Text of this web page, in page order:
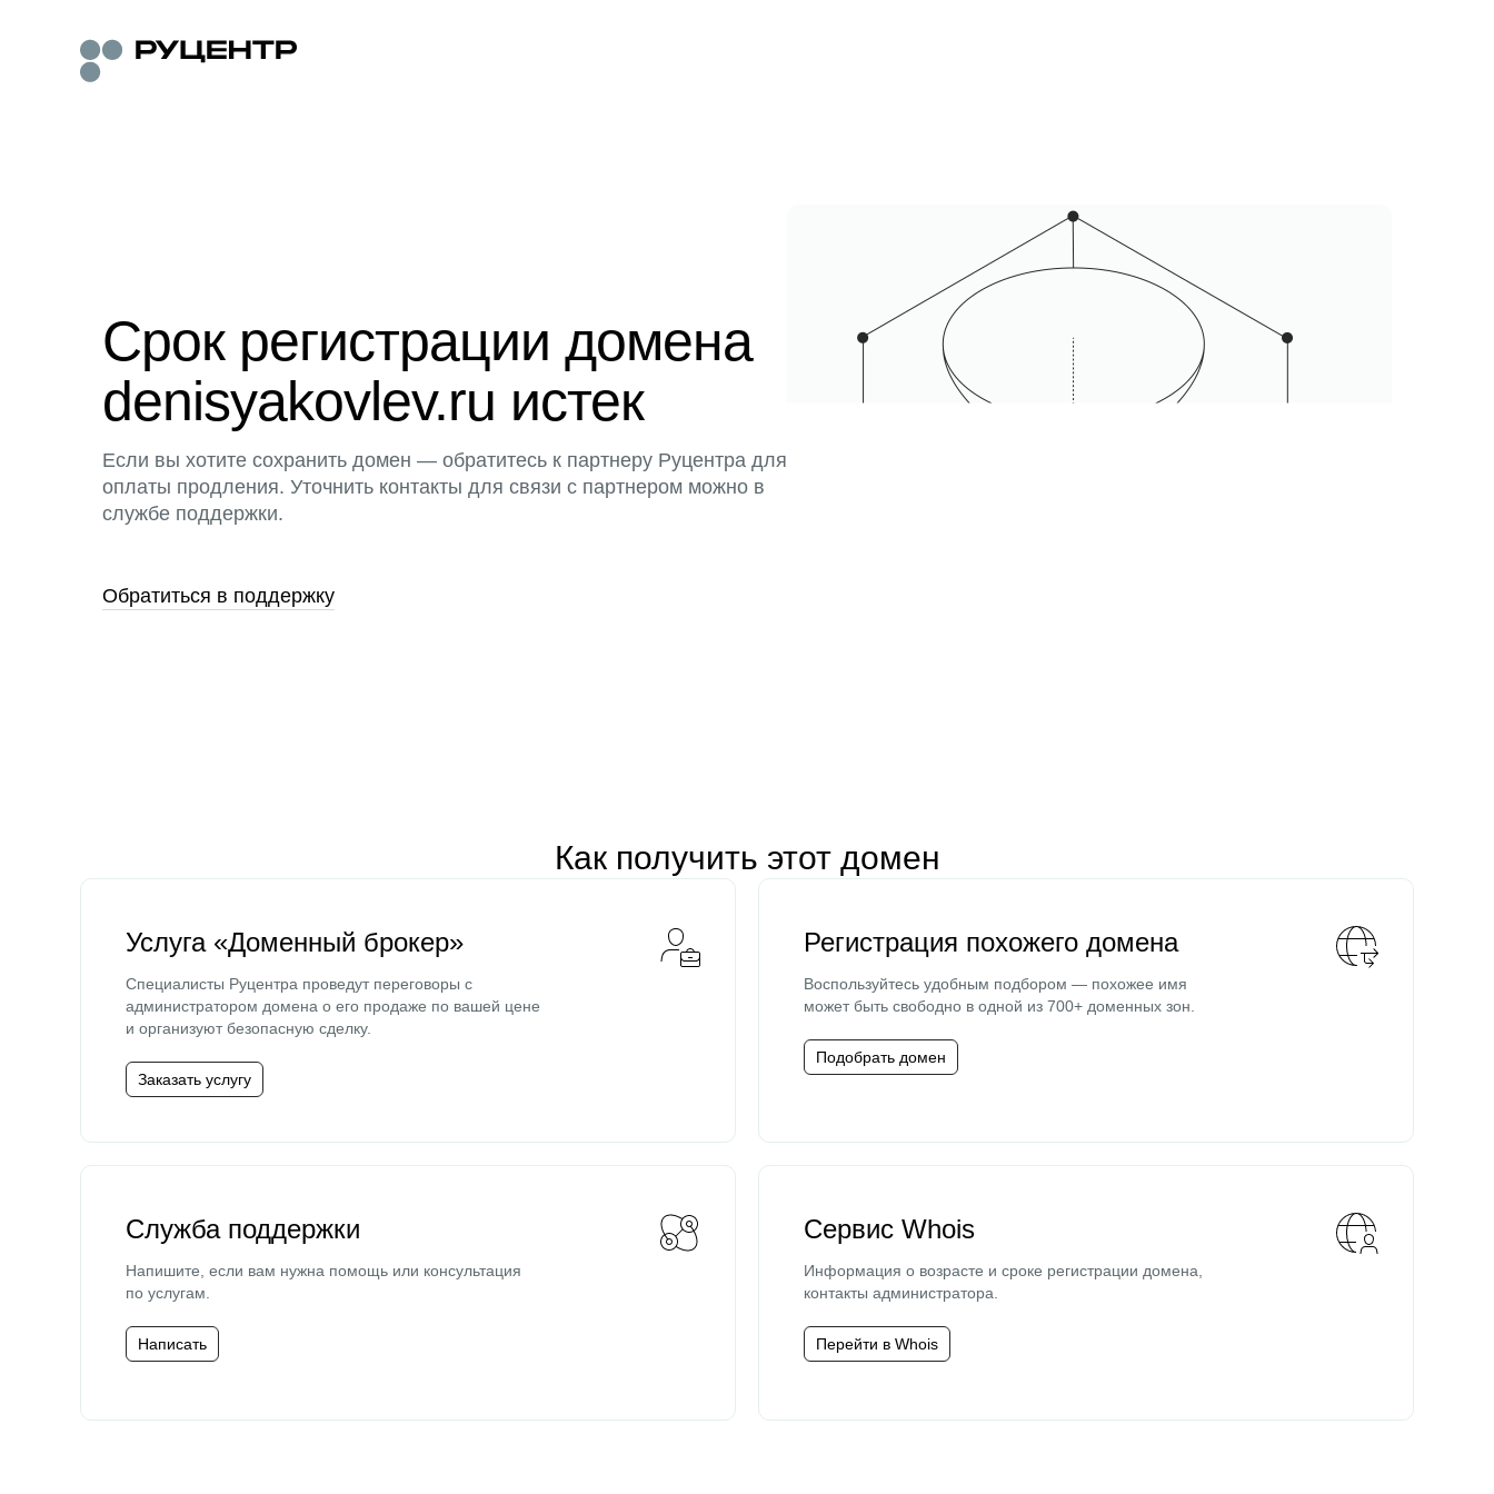
Срок регистрации домена
denisyakovlev.ru истек
Если вы хотите сохранить домен — обратитесь к партнеру Руцентра для
оплаты продления. Уточнить контакты для связи с партнером можно в
службе поддержки.
Обратиться в поддержку
Как получить этот домен
Услуга «Доменный брокер»
Специалисты Руцентра проведут переговоры с
администратором домена о его продаже по вашей цене
и организуют безопасную сделку.
Заказать услугу
Регистрация похожего домена
Воспользуйтесь удобным подбором — похожее имя
может быть свободно в одной из 700+ доменных зон.
Подобрать домен
Служба поддержки
Напишите, если вам нужна помощь или консультация
по услугам.
Написать
Сервис Whois
Информация о возрасте и сроке регистрации домена,
контакты администратора.
Перейти в Whois